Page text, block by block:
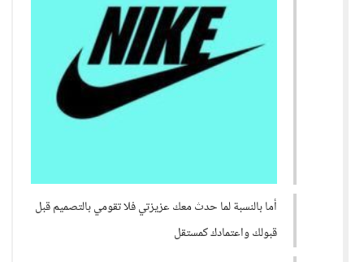
أما بالنسبة لما حدث معك عزيزتي فلا تقومي بالتصميم قبل
قبولك واعتمادك كمستقل